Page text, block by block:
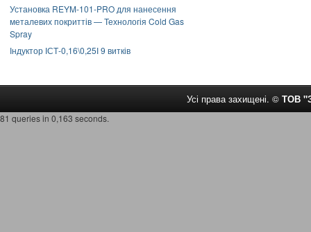
Установка REYM-101-PRO для нанесення
металевих покриттів — Технологія Cold Gas
Spray
Індуктор ІСТ-0,16\0,25І 9 витків
Усі права захищені. © ТОВ
81 queries in 0,163 seconds.